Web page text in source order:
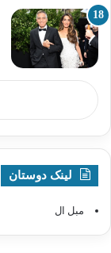
لینک دوستان
مبل ال